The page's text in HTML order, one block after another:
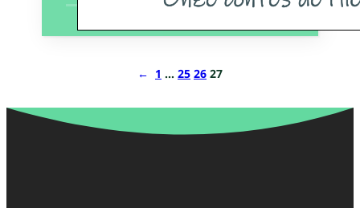
← 1 … 25 26 27